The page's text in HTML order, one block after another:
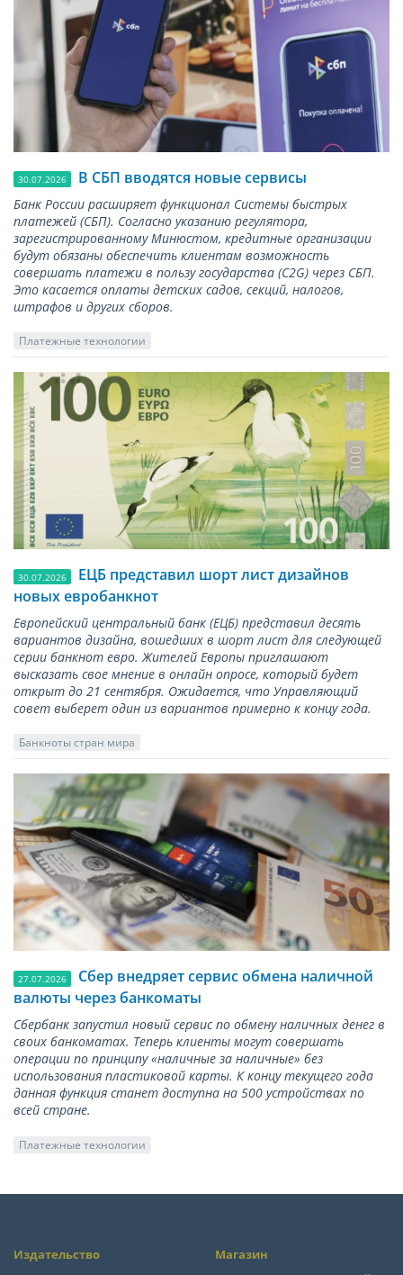
30.07.2026 В СБП вводятся новые сервисы
Банк России расширяет функционал Системы быстрых
платежей (СБП). Согласно указанию регулятора,
зарегистрированному Минюстом, кредитные организации
будут обязаны обеспечить клиентам возможность
совершать платежи в пользу государства (С2G) через СБП.
Это касается оплаты детских садов, секций, налогов,
штрафов и других сборов.
Платежные технологии
30.07.2026
ЕЦБ представил шорт лист дизайнов
новых евробанкнот
Европейский центральный банк (ЕЦБ) представил десять
вариантов дизайна, вошедших в шорт лист для следующей
серии банкнот евро. Жителей Европы приглашают
высказать свое мнение в онлайн опросе, который будет
открыт до 21 сентября. Ожидается, что Управляющий
совет выберет один из вариантов примерно к концу года.
Банкноты стран мира
27.07.2026
Сбер внедряет сервис обмена наличной
валюты через банкоматы
Сбербанк запустил новый сервис по обмену наличных денег в
своих банкоматах. Теперь клиенты могут совершать
операции по принципу «наличные за наличные» без
использования пластиковой карты. К концу текущего года
данная функция станет доступна на 500 устройствах по
всей стране.
Платежные технологии
Издательство Магазин